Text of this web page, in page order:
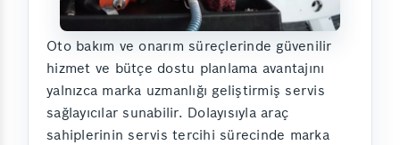
Oto bakım ve onarım süreçlerinde güvenilir
hizmet ve bütçe dostu planlama avantajını
yalnızca marka uzmanlığı geliştirmiş servis
sağlayıcılar sunabilir. Dolayısıyla araç
sahiplerinin servis tercihi sürecinde marka